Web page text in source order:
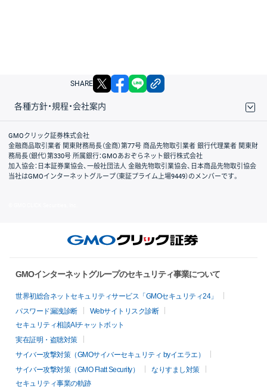
SHARE X facebook
各種方針・規程・会社案内
取引規程・約款
サイトマップ
その他のご案内
個人情報保護方針
最良執行方針
サイトのご利用について
ディスクレイマー
信託保全
リスク説明
会社案内
GMOクリック証券株式会社
金融商品取引業者 関東財務局長（金商）第77号 商品先物取引業者 銀行代理業者 関東財
務局長（銀代）第330号 所属銀行：GMOあおぞらネット銀行株式会社
加入協会：日本証券業協会、一般社団法人 金融先物取引業協会、日本商品先物取引協会
当社はGMOインターネットグループ（東証プライム上場9449）のメンバーです。
GMOインターネットグループのセキュリティ事業について
世界初総合ネットセキュリティサービス「GMOセキュリティ24」
パスワード漏洩診断
Webサイトリスク診断
セキュリティ相談AIチャットボット
実在証明・盗聴対策
サイバー攻撃対策（GMOサイバーセキュリティ byイエラエ）
サイバー攻撃対策（GMO Flatt Security）
なりすまし対策
セキュリティ事業の軌跡